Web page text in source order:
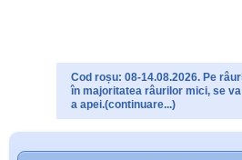
Cod roșu: 08-14.08.2026. Pe
în majoritatea râurilor mici, se
a apei.(continuare...)